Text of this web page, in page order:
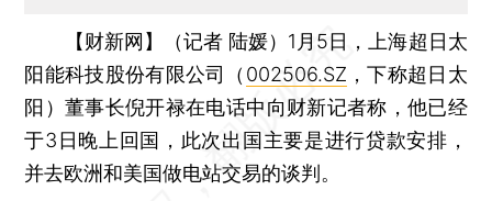
【财新网】（记者 陆媛） 1月5日，上海超日太
阳能科技股份有限公司（ 002506.SZ ，下称超日太
阳）董事长倪开禄在电话中向财新记者称，他已经
于3日晚上回国，此次出国主要是进行贷款安排，
并去欧洲和美国做电站交易的谈判。